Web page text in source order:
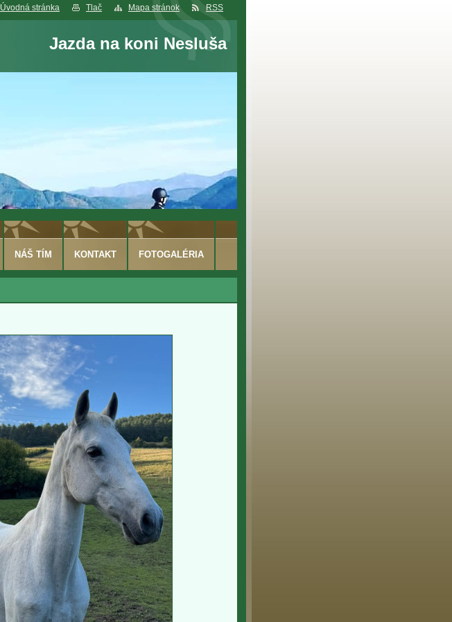
Úvodná stránka Tlač Mapa stránok RSS
Jazda na koni Nesluša
NÁŠ TÍM KONTAKT FOTOGALÉRIA